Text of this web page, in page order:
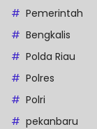
Pemerintah
Bengkalis
Polda Riau
Polres
Polri
pekanbaru